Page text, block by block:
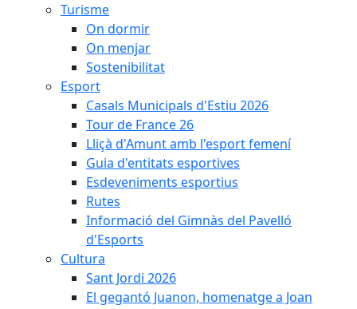
Turisme
On dormir
On menjar
Sostenibilitat
Esport
Casals Municipals d'Estiu 2026
Tour de France 26
Lliçà d'Amunt amb l'esport femení
Guia d'entitats esportives
Esdeveniments esportius
Rutes
Informació del Gimnàs del Pavelló
d'Esports
Cultura
Sant Jordi 2026
El gegantó Juanon, homenatge a Joan